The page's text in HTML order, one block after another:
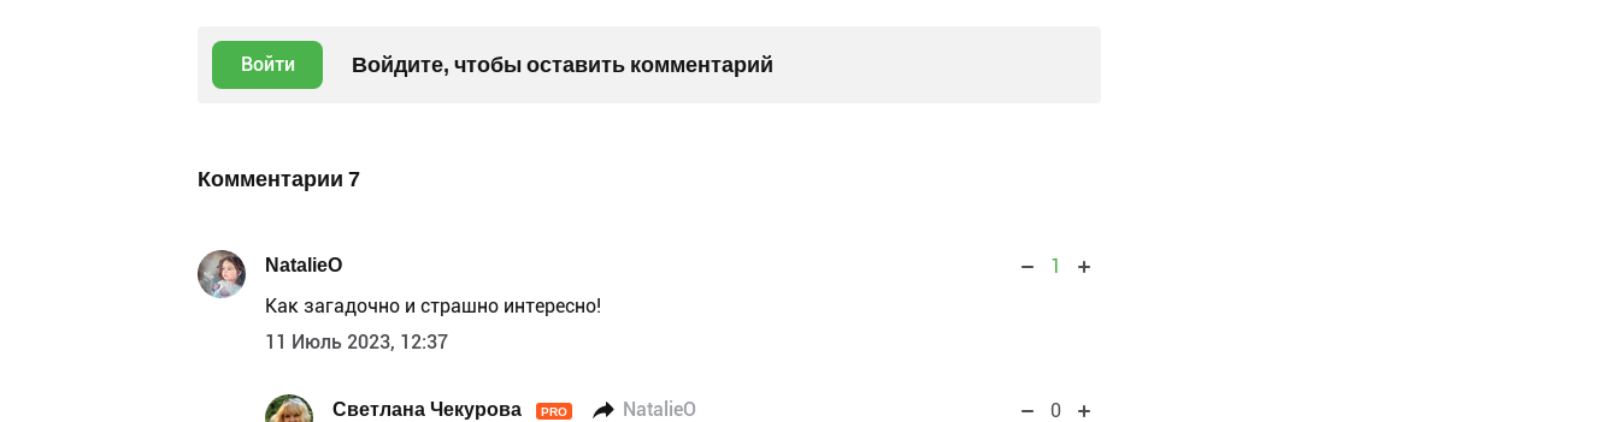
Войти Войдите, чтобы оставить комментарий
Комментарии 7
NatalieO
1
Как загадочно и страшно интересно!
11 Июль 2023, 12:37
Светлана Чекурова PRO NatalieO
0